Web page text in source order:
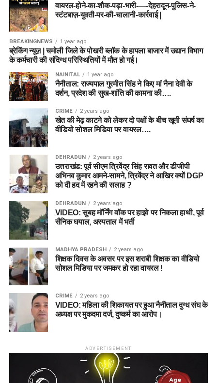
वायरल-होने-का-शौक-पड़ा-भारी-—-देहरादून-पुलिस-ने-
स्टंटबाज़-युवती-पर-की-चालानी-कार्रवाई |
BREAKINGNEWS 1 year ago
ब्रेकिंग न्यूज़ | चमोली जिले के पोखरी ब्लॉक के हापला बाजार में उद्यान विभाग
के कर्मचारी की संदिग्ध परिस्थितियों में मौत हो गई।
NAINITAL 1 year ago
नैनीताल: राज्यपाल गुरमीत सिंह ने किए मां नैना देवी के
दर्शन, प्रदेश की सुख-शांति की कामना की….
CRIME 2 years ago
खेत की मेढ़ काटने को लेकर दो पक्षों के बीच खूनी संघर्ष का
वीडियो सोशल मिडिया पर वायरल….
DEHRADUN 2 years ago
उत्तराखंड: पूर्व सीएम त्रिवेंद्र सिंह रावत और डीजीपी
अभिनव कुमार आमने-सामने, त्रिवेंद्र ने आखिर क्यों DGP
को दी हद में रहने की सलाह ?
DEHRADUN 2 years ago
VIDEO: सुबह मॉर्निंग वॉक पर हाइवे पर निकला हाथी, पूर्व
सैनिक घयाल, अस्पताल में भर्ती
MADHYA PRADESH 2 years ago
शिक्षक दिवस के अवसर पर इस शराबी शिक्षक का वीडियो
सोशल मिडिया पर जमकर हो रहा वायरल !
CRIME 2 years ago
VIDEO: महिला की शिकायत पर हुआ नैनीताल दुग्ध संघ के
अध्यक्ष पर मुकदमा दर्ज, दुष्कर्म का आरोप।
ADVERTISEMENT